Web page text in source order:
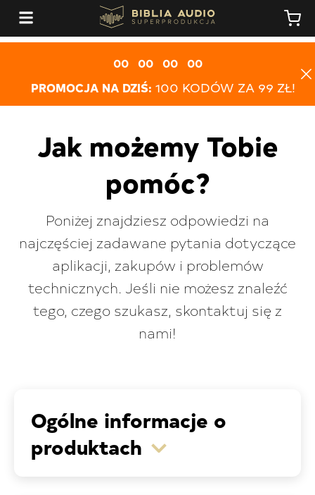
00 00 00
00
PROMOCJA NA DZIŚ: 100 KODÓW ZA 99 ZŁ!
Jak możemy Tobie
pomóc?
Poniżej znajdziesz odpowiedzi na
najczęściej zadawane pytania dotyczące
aplikacji, zakupów i problemów
technicznych. Jeśli nie możesz znaleźć
tego, czego szukasz, skontaktuj się z
nami!
Ogólne informacje o
produktach